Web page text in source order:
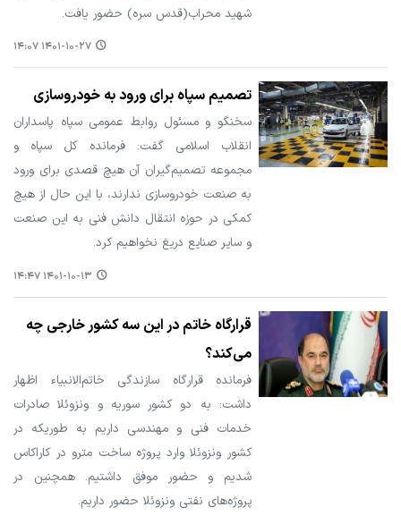
شهید محراب(قدس سره) حضور یافت.
۱۴۰۱-۱۰-۲۷ ۱۴:۰۷
تصمیم سپاه برای ورود به خودروسازی
سخنگو و مسئول روابط عمومی سپاه پاسداران
انقلاب اسلامی گفت: فرمانده کل سپاه و
مجموعه تصمیم‌گیران آن هیچ قصدی برای ورود
به صنعت خودروسازی ندارند، با این حال از هیچ
کمکی در حوزه انتقال دانش فنی به این صنعت
و سایر صنایع دریغ نخواهیم کرد.
۱۴۰۱-۱۰-۱۳ ۱۴:۴۷
قرارگاه خاتم در این سه کشور خارجی چه
می‌کند؟
فرمانده قرارگاه سازندگی خاتم‌الانبیاء اظهار
داشت: به دو کشور سوریه و ونزوئلا صادرات
خدمات فنی و مهندسی داریم به طوریکه در
کشور ونزوئلا وارد پروژه ساخت مترو در کاراکاس
شدیم و حضور موفق داشتیم. همچنین در
پروژه‌های نفتی ونزوئلا حضور داریم.